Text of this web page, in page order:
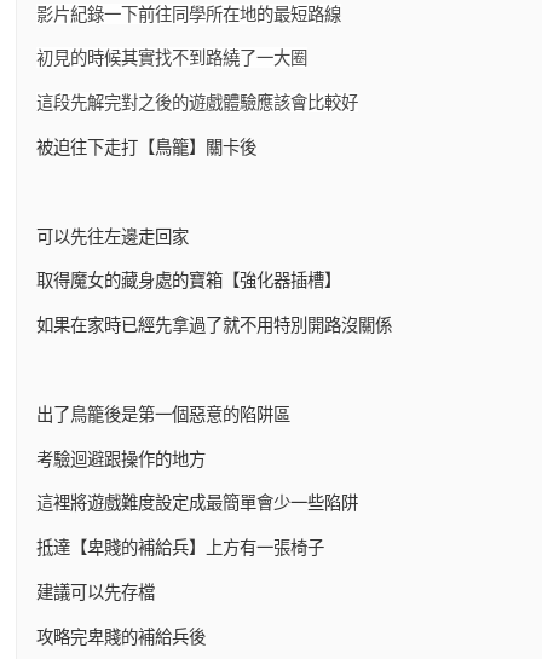
影片紀錄一下前往同學所在地的最短路線
初見的時候其實找不到路繞了一大圈
這段先解完對之後的遊戲體驗應該會比較好
被迫往下走打【鳥籠】關卡後
可以先往左邊走回家
取得魔女的藏身處的寶箱【強化器插槽】
如果在家時已經先拿過了就不用特別開路沒關係
出了鳥籠後是第一個惡意的陷阱區
考驗迴避跟操作的地方
這裡將遊戲難度設定成最簡單會少一些陷阱
抵達【卑賤的補給兵】上方有一張椅子
建議可以先存檔
攻略完卑賤的補給兵後